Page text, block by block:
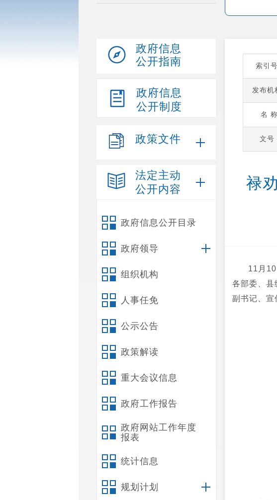
政府信息
公开指南
政府信息
公开制度
政策文件
法定主动
公开内容
政府信息公开目录
政府领导
组织机构
人事任免
公示公告
政策解读
重大会议信息
政府工作报告
政府网站工作年度
报表
统计信息
规划计划
索引号
发布机
名
文号
禄
11月
各部委、县
副书记、宣